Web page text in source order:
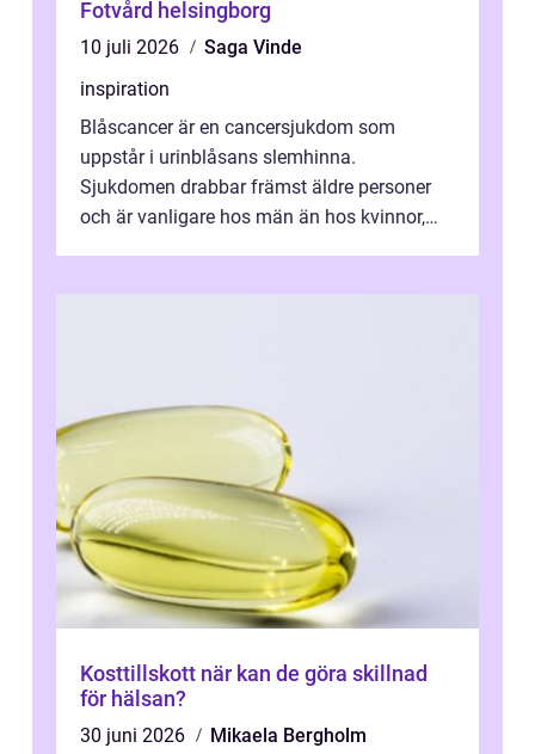
Fotvård helsingborg
10 juli 2026
Saga Vinde
inspiration
Blåscancer är en cancersjukdom som
uppstår i urinblåsans slemhinna.
Sjukdomen drabbar främst äldre personer
och är vanligare hos män än hos kvinnor,
Kosttillskott när kan de göra skillnad
för hälsan?
30 juni 2026
Mikaela Bergholm